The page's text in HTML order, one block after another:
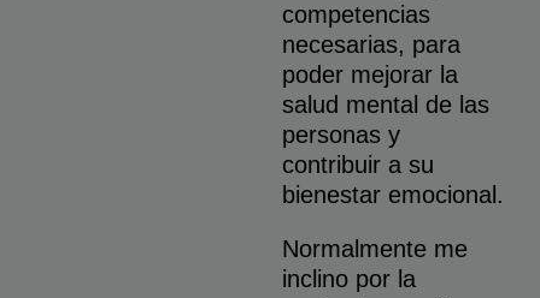
competencias
necesarias, para
poder mejorar la
salud mental de las
personas y
contribuir a su
bienestar emocional.
Normalmente me
inclino por la